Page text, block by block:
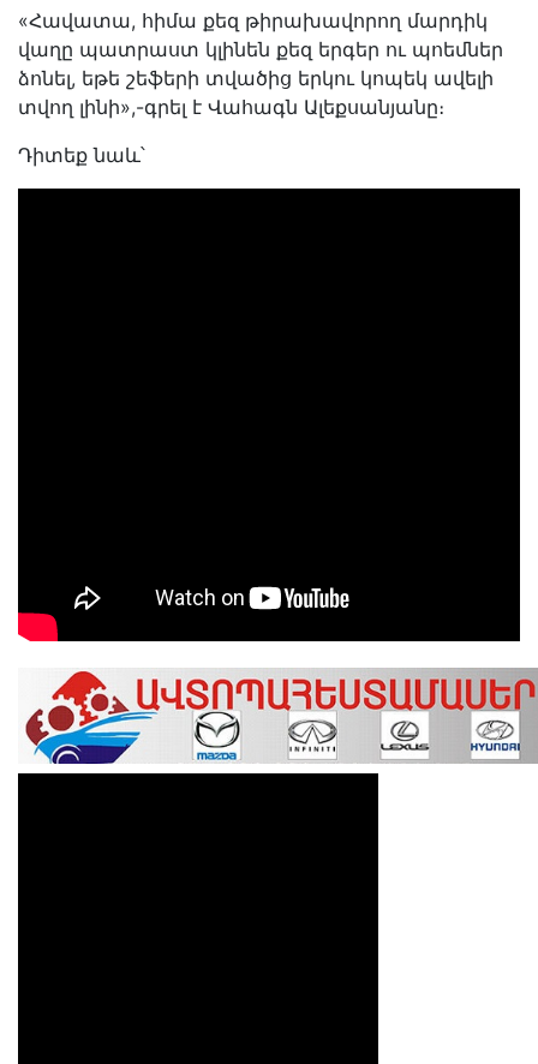
«Հավատա, հիմա քեզ թիրախավորող մարդիկ
վաղը պատրաստ կլինեն քեզ երգեր ու պոեմներ
ձոնել, եթե շեֆերի տվածից երկու կոպեկ ավելի
տվող լինի»,-գրել է Վահագն Ալեքսանյանը։
Դիտեք նաև՝